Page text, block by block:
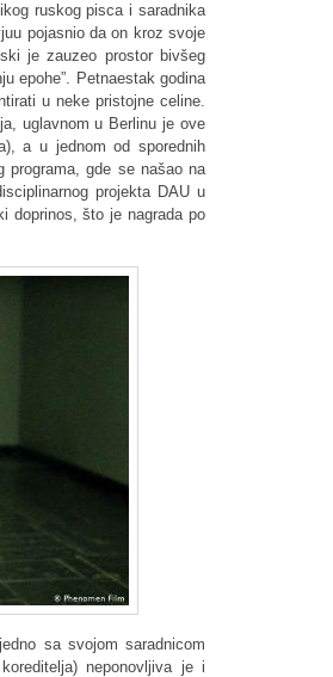
ruskog pisca i saradnika
pojasnio da on kroz svoje
je zauzeo prostor bivšeg
epohe”. Petnaestak godina
u neke pristojne celine.
uglavnom u Berlinu je ove
a u jednom od sporednih
programa, gde se našao na
projekta DAU u
doprinos, što je nagrada po
sa svojom saradnicom
neponovljiva je i